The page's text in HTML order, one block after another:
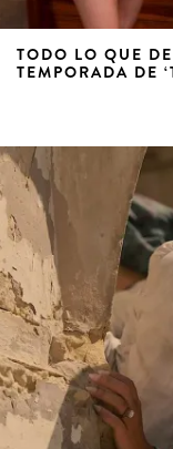
TODO LO QUE
TEMPORADA DE